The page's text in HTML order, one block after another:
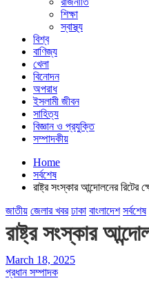
শিক্ষা
স্বাস্থ্য
বিশ্ব
বাণিজ্য
খেলা
বিনোদন
অপরাধ
ইসলামী জীবন
সাহিত্য
বিজ্ঞান ও প্রযুক্তি
সম্পাদকীয়
Home
সর্বশেষ
রাষ্ট্র সংস্কার আন্দোলনের রিটের
জাতীয় জেলার খবর ঢাকা বাংলাদেশ সর্বশেষ
রাষ্ট্র সংস্কার
March 18, 2025
প্রধান সম্পাদক